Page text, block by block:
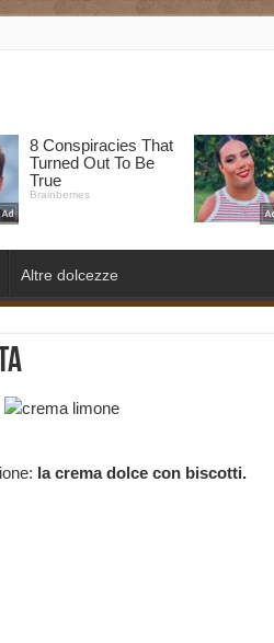
Altre dolcezze
la crema dolce con biscotti.